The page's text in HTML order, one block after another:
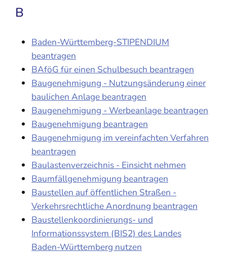
B
Baden-Württemberg-STIPENDIUM
beantragen
BAföG für einen Schulbesuch beantragen
Baugenehmigung - Nutzungsänderung einer
baulichen Anlage beantragen
Baugenehmigung - Werbeanlage beantragen
Baugenehmigung beantragen
Baugenehmigung im vereinfachten Verfahren
beantragen
Baulastenverzeichnis - Einsicht nehmen
Baumfällgenehmigung beantragen
Baustellen auf öffentlichen Straßen -
Verkehrsrechtliche Anordnung beantragen
Baustellenkoordinierungs- und
Informationssystem (BIS2) des Landes
Baden-Württemberg nutzen